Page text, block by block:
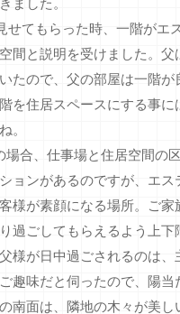
せてもらった時、一階がエ
間と説明を受けました。父
たので、父の部屋は一階が
を住居スペースにする事に
。
合、仕事場と住居空間の区
ョンがあるのですが、エス
様が素顔になる場所。ご家
過ごしてもらえるよう上下
様が日中過ごされるのは、
趣味だと伺ったので、陽当
南面は、隣地の木々が美し